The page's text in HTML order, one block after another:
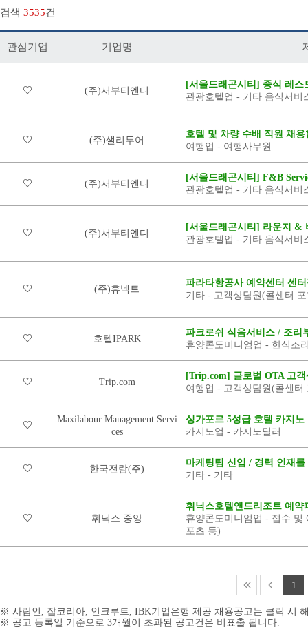
검색 3535건
관심기업 기업명
(주)서부티엔디
[서울드래곤시티] 중식 레스
관광호텔업 - 기타 음식서비
(주)샐리투어
호텔 및 차량 수배 직원 채용
여행업 - 여행사무원
(주)서부티엔디
[서울드래곤시티] F&B
관광호텔업 - 기타 음식서비
(주)서부티엔디
[서울드래곤시티] 라운지 &
관광호텔업 - 기타 음식서비
(주)휴넥트
파라타항공사 예약센터 센
기타 - 고객상담원(콜센터
호텔IPARK
파크로쉬 식음서비스 / 조리
휴양콘도미니엄업 - 한식조
Trip.com
[Trip.com] 글로벌 OTA 고
여행업 - 고객상담원(콜센터
Maxilabour Management Servi
ces
싱가포르 5성급 호텔 카지노
카지노업 - 카지노딜러
한국전람(주)
마케팅팀 신입 / 경력 인재를
기타 - 기타
휘닉스 중앙
휘닉스호텔앤드리조트 예약
휴양콘도미니엄업 - 접수 및
포츠 등)
1
※ 사람인, 잡코리아, 인크루트, IBK기업은행 제공 채용공고는 클릭 시
※ 공고 등록일 기준으로 3개월이 초과된 공고건은 비표출 됩니다.